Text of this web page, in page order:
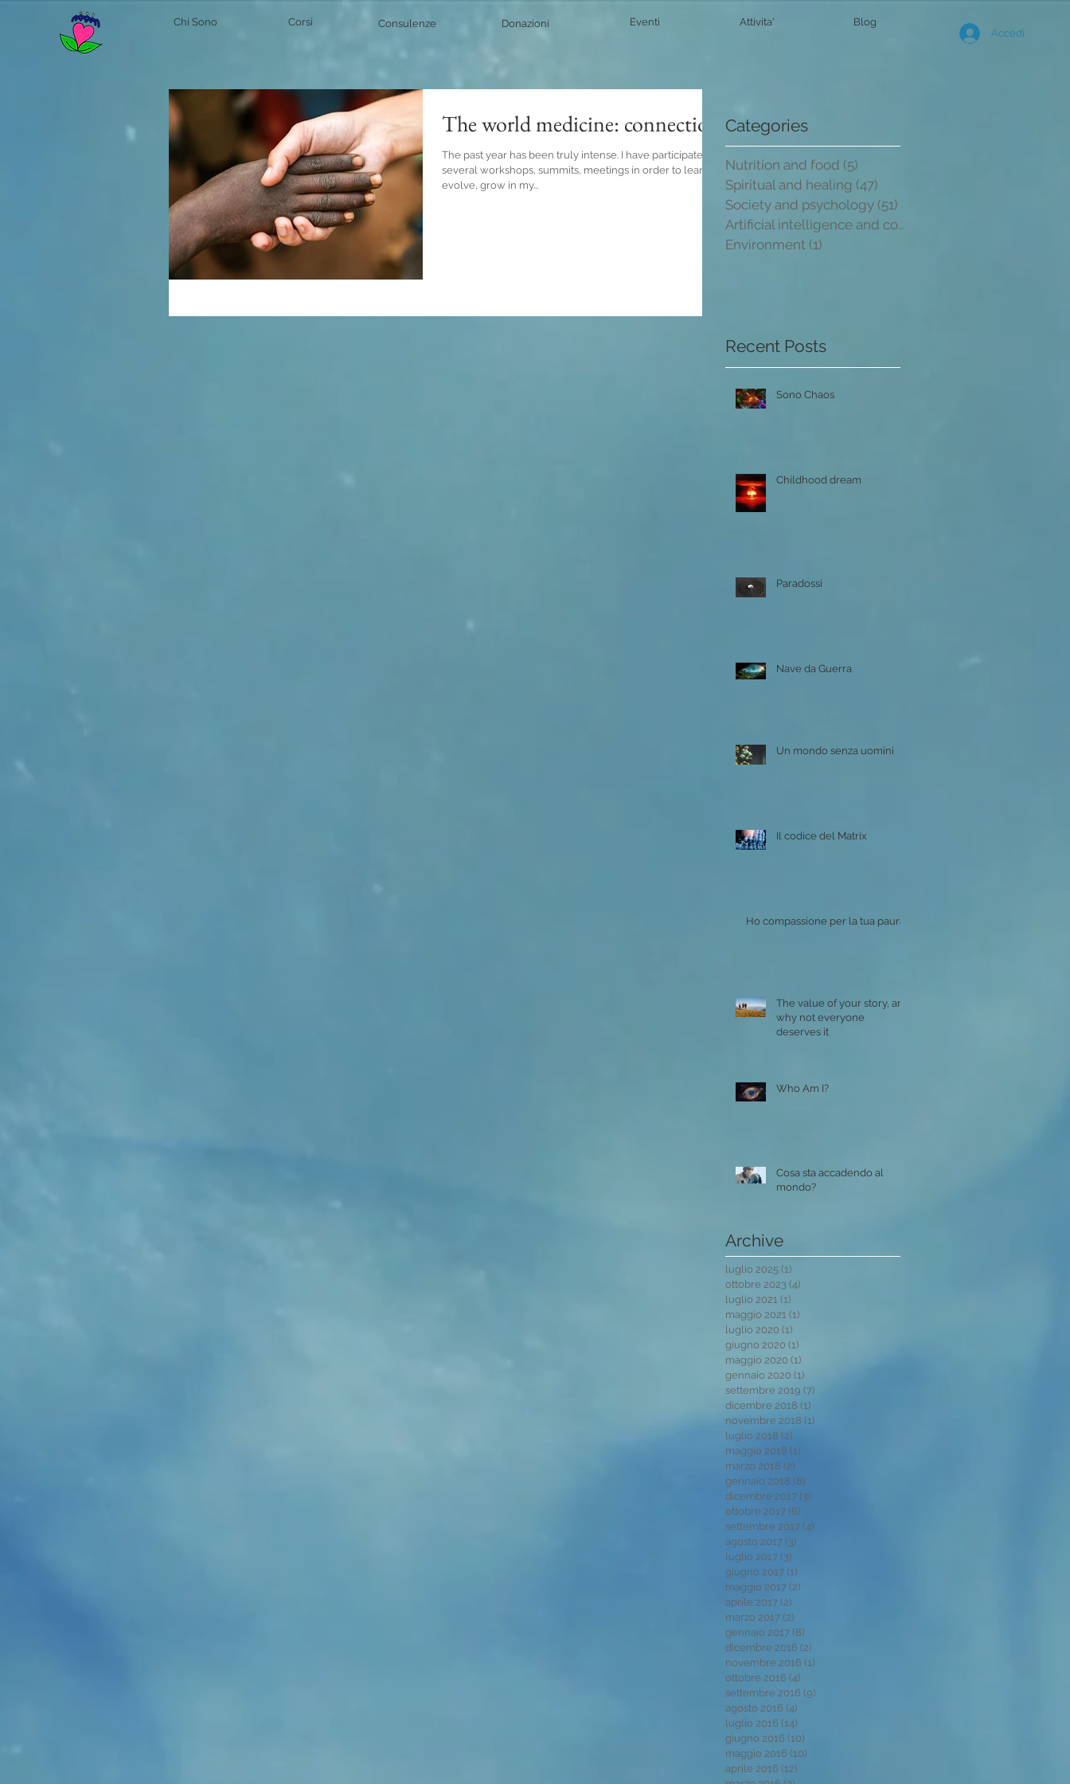
Chi Sono Corsi Consulenze Donazioni Eventi Attivita'
Blog
Accedi
The world medicine: connection
The past year has been truly intense. I have participated to
several workshops, summits, meetings in order to learn,
evolve, grow in my...
Categories
Nutrition and food (5)
Spiritual and healing (47)
Society and psychology (51)
Artificial intelligence and conscio
Environment (1)
Recent Posts
Sono Chaos
Childhood dream
Paradossi
Nave da Guerra
Un mondo senza uomini
Il codice del Matrix
Ho compassione per la tua paura
The value of your story, and
why not everyone
deserves it
Who Am I?
Cosa sta accadendo al
mondo?
Archive
luglio 2025 (1)
ottobre 2023 (4)
luglio 2021 (1)
maggio 2021 (1)
luglio 2020 (1)
giugno 2020 (1)
maggio 2020 (1)
gennaio 2020 (1)
settembre 2019 (7)
dicembre 2018 (1)
novembre 2018 (1)
luglio 2018 (2)
maggio 2018 (1)
marzo 2018 (2)
gennaio 2018 (8)
dicembre 2017 (3)
ottobre 2017 (6)
settembre 2017 (4)
agosto 2017 (3)
luglio 2017 (3)
giugno 2017 (1)
maggio 2017 (2)
aprile 2017 (2)
marzo 2017 (2)
gennaio 2017 (8)
dicembre 2016 (2)
novembre 2016 (1)
ottobre 2016 (4)
settembre 2016 (9)
agosto 2016 (4)
luglio 2016 (14)
giugno 2016 (10)
maggio 2016 (10)
aprile 2016 (12)